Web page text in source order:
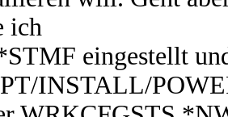
ich
eingestellt
INSTALL/